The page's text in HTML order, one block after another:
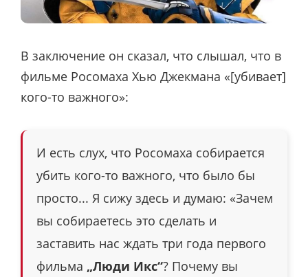
В заключение он сказал, что слышал, что в
фильме Росомаха Хью Джекмана «[убивает]
кого-то важного»:
И есть слух, что Росомаха собирается
убить кого-то важного, что было бы
просто... Я сижу здесь и думаю: «Зачем
вы собираетесь это сделать и
заставить нас ждать три года первого
фильма „Люди Икс“? Почему вы